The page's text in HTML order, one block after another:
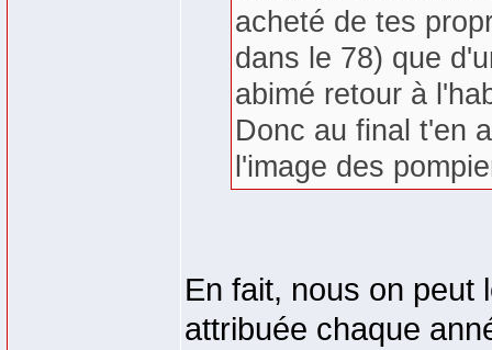
acheté de tes
dans le 78) que
abimé retour à
Donc au final t'en
l'image des
En fait, nous on peut
attribuée chaque